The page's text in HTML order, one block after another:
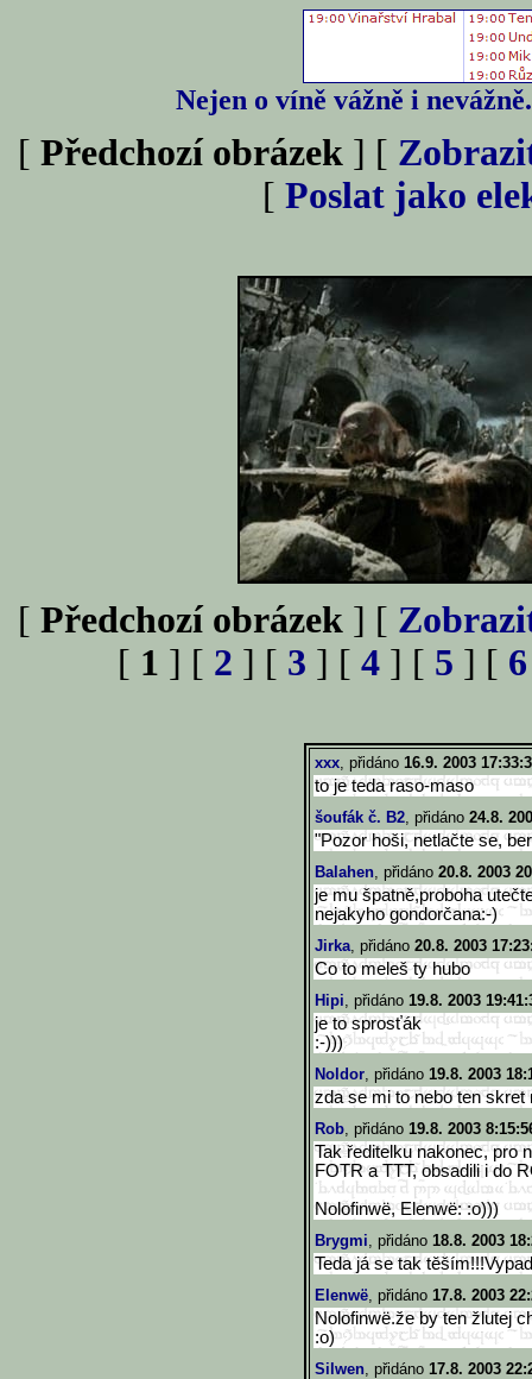
Nejen o víně vážně i
[ Předchozí obrázek ] [
[ Poslat jako
[ Předchozí obrázek ] [
[ 1 ] [ 2 ] [ 3 ] [ 4 ] [ 5 ] [ 6
xxx, přidáno 16.9. 2003
to je teda raso-maso
šoufák č. B2, přidáno 24.8.
"Pozor hoši, netlačte se,
Balahen, přidáno 20.8. 2003
je mu špatně,proboha
nejakyho gondorčana:-)
Jirka, přidáno 20.8. 2003
Co to meleš ty hubo
Hipi, přidáno 19.8. 2003
je to sprosťák
:-)))
Noldor, přidáno 19.8. 2003
zda se mi to nebo ten
Rob, přidáno 19.8. 2003
Tak ředitelku nakonec, pro
FOTR a TTT, obsadili i do
Nolofinwë, Elenwë: :o)))
Brygmi, přidáno 18.8. 2003
Teda já se tak
Elenwë, přidáno 17.8. 2003
Nolofinwë.že by ten žlutej
:o)
Silwen, přidáno 17.8. 2003